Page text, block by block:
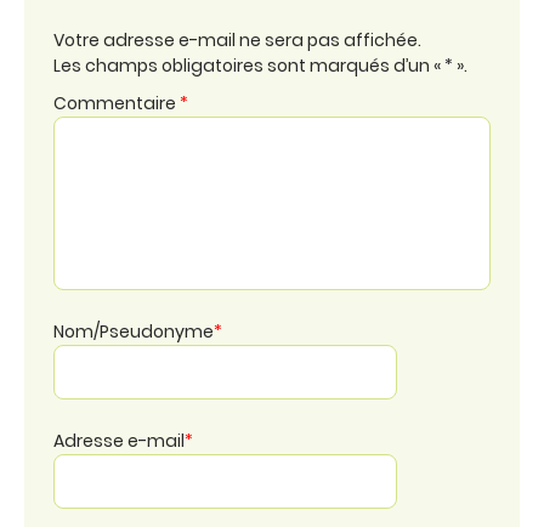
Votre adresse e-mail ne sera pas affichée.
Les champs obligatoires sont marqués d’un « * ».
Commentaire *
Nom/Pseudonyme*
Adresse e-mail*